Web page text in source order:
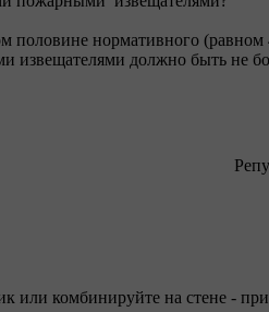
половине нормативного (равном
извещателями должно быть не
или комбинируйте на стене -